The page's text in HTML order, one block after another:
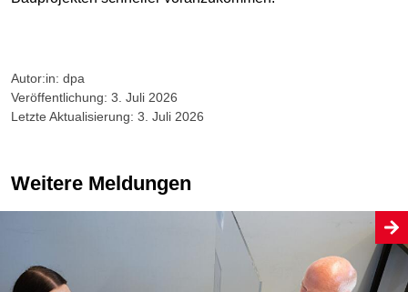
Autor:in: dpa
Veröffentlichung: 3. Juli 2026
Letzte Aktualisierung: 3. Juli 2026
Weitere Meldungen